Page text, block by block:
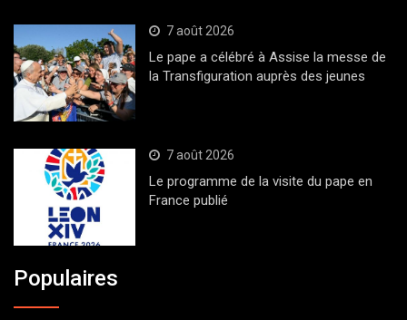
7 août 2026
Le pape a célébré à Assise la messe de
la Transfiguration auprès des jeunes
7 août 2026
Le programme de la visite du pape en
France publié
Populaires